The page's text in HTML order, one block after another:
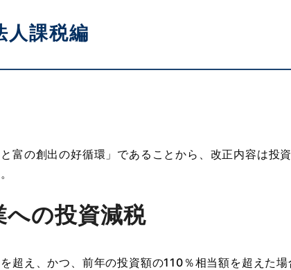
人課税編
富の創出の好循環」であることから、改正内容は投
への投資減税
超え、かつ、前年の投資額の110％相当額を超えた